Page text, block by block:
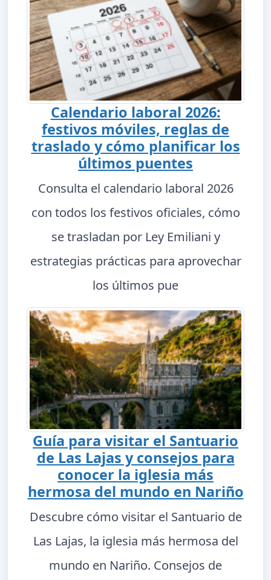
Calendario laboral 2026:
festivos móviles, reglas de
traslado y cómo planificar los
últimos puentes
Consulta el calendario laboral 2026
con todos los festivos oficiales, cómo
se trasladan por Ley Emiliani y
estrategias prácticas para aprovechar
los últimos pue
Guía para visitar el Santuario
de Las Lajas y consejos para
conocer la iglesia más
hermosa del mundo en Nariño
Descubre cómo visitar el Santuario de
Las Lajas, la iglesia más hermosa del
mundo en Nariño. Consejos de